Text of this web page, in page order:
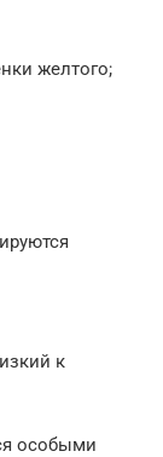
желтого;
к
особыми